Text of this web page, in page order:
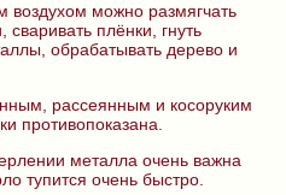
воздухом можно размягчать
плёнки, гнуть
обрабатывать дерево и
рассеянным и косоруким
противопоказана.
металла очень важна
тупится очень быстро.